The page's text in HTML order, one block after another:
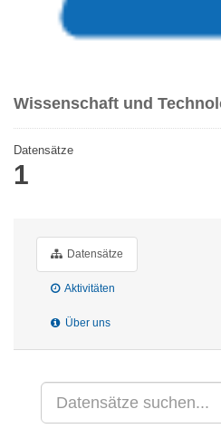
Wissenschaft und
Datensätze
1
Datensätze
Aktivitäten
Über uns